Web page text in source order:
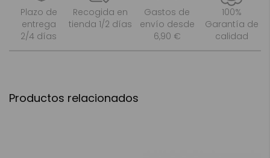
Plazo de
entrega
2/4 días
Recogida en
tienda 1/2 días
Gastos de
envío desde
6,90 €
100%
Garantía de
calidad
Productos relacionados